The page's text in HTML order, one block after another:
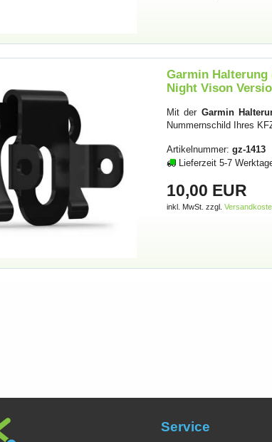
Garmin Halterung
Night Vison
Mit der Garmin
Nummernschild Ihres
Artikelnummer:gz-1413
Lieferzeit 5-7
10,00 EUR
inkl. MwSt. zzgl.
Service